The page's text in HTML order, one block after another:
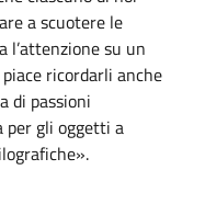
a scuotere le
l’attenzione su un
ricordarli anche
di passioni
per gli oggetti a